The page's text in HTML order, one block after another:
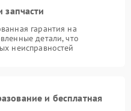
запчасти
гарантия на
детали, что
неисправностей
и бесплатная